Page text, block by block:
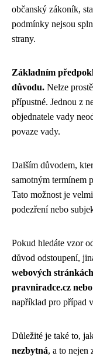
občanský zákoník,
podmínky nejsou
strany.
Základním
důvodu. Nelze
přípustné. Jednou z
objednatele vady
povaze vady.
Dalším důvodem,
samotným termínem
Tato možnost je
podezření nebo
Pokud hledáte vzor
důvod odstoupení,
webových
pravniradce.cz
například pro případ
Důležité je také to,
nezbytná, a to nejen